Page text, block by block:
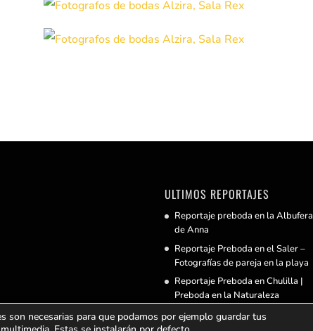
ULTIMOS REPORTAJES
Reportaje preboda en la Albufera
de Anna
Reportaje Preboda en el Saler –
Fotografías de pareja en la playa
Reportaje Preboda en Chulilla |
Preboda en la Naturaleza
Reportaje Postboda en la Albufera
de Valencia
son necesarias para que podamos por ejemplo guardar tus